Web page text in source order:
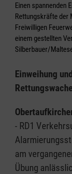
Einen spannenden
Rettungskräfte der
Freiwilligen
einem gestellten
Silberbauer/
Einweihung
- RD1
am
Übung